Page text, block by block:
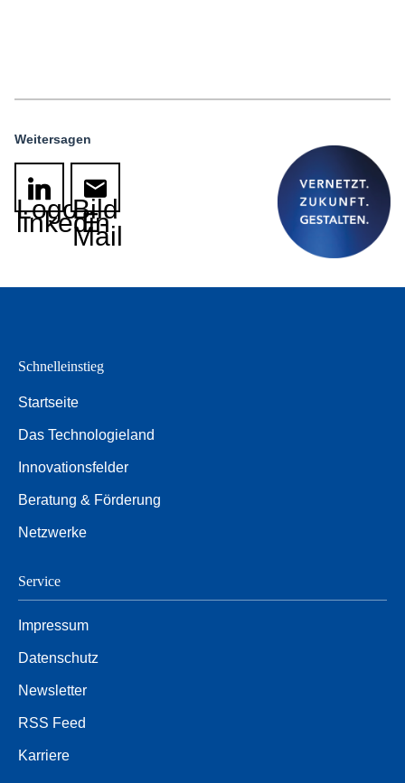
Weitersagen
Logo
linkedin
Bild
E-
Mail
Schnelleinstieg
Startseite
Das Technologieland
Innovationsfelder
Beratung & Förderung
Netzwerke
Service
Impressum
Datenschutz
Newsletter
RSS Feed
Karriere